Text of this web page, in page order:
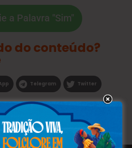
a Palavra "Sim"
do conteúdo?
Telegram Twitter